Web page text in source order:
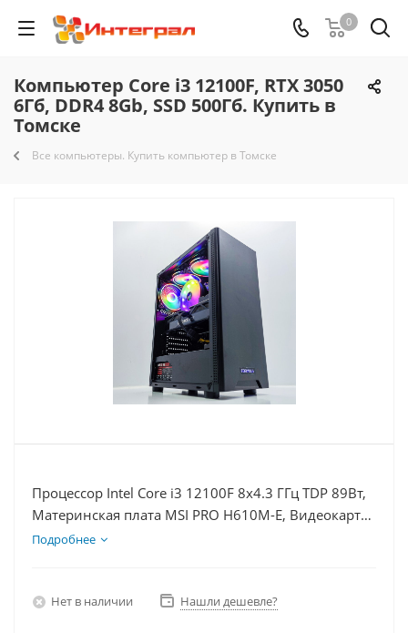
0
Компьютер Core i3 12100F, RTX 3050
6Гб, DDR4 8Gb, SSD 500Гб. Купить в
Томске
Все компьютеры. Купить компьютер в Томске
Процессор Intel Core i3 12100F 8x4.3 ГГц TDP 89Вт,
Материнская плата MSI PRO H610M-E, Видеокарта
RTX 3050 6Гб, Память DDR4 8Gb, Диски
Подробнее
Нет в наличии Нашли дешевле?